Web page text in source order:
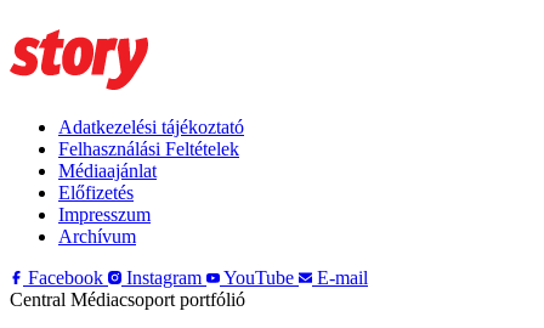
Adatkezelési tájékoztató
Felhasználási Feltételek
Médiaajánlat
Előfizetés
Impresszum
Archívum
Facebook
Instagram YouTube
E-mail
Central Médiacsoport portfólió